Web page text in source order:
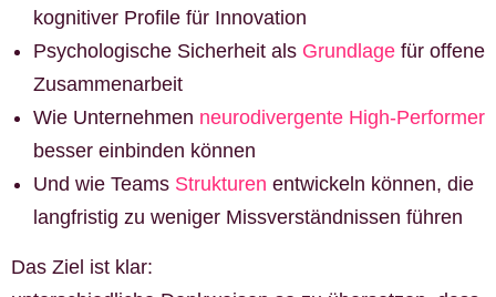
kognitiver Profile für Innovation
Psychologische Sicherheit als Grundlage für offene
Zusammenarbeit
Wie Unternehmen neurodivergente High-Performer
besser einbinden können
Und wie Teams Strukturen entwickeln können, die
langfristig zu weniger Missverständnissen führen
Das Ziel ist klar: